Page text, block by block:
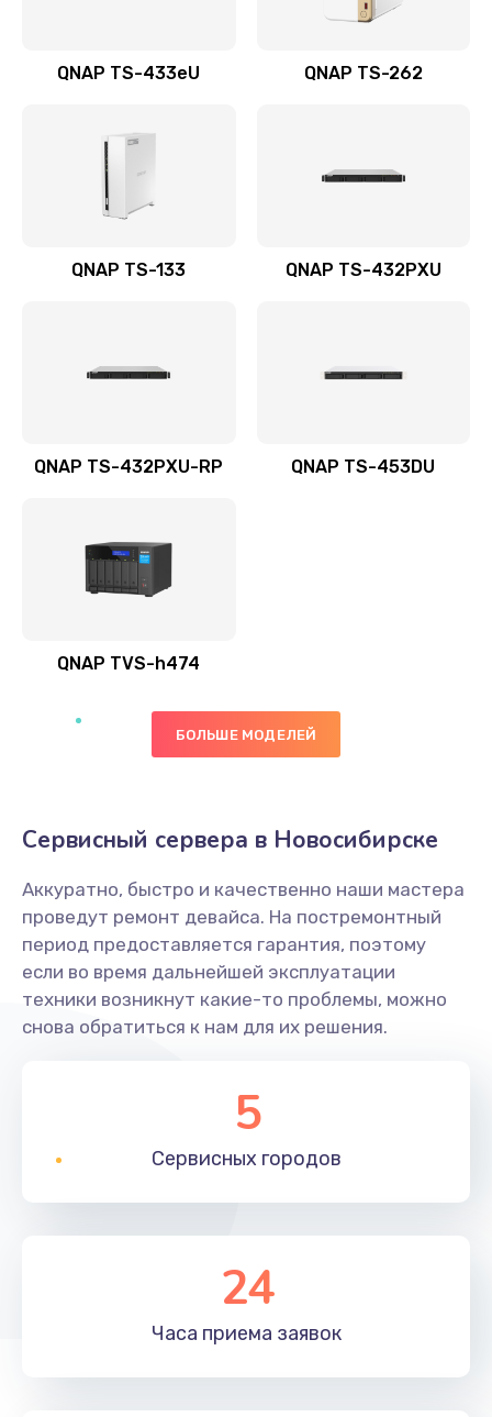
QNAP TS-433eU QNAP TS-262
QNAP TS-133 QNAP TS-432PXU
QNAP TS-432PXU-RP QNAP TS-453DU
QNAP TVS-h474
БОЛЬШЕ МОДЕЛЕЙ
Сервисный сервера в Новосибирске
Аккуратно, быстро и качественно наши мастера
проведут ремонт девайса. На постремонтный
период предоставляется гарантия, поэтому
если во время дальнейшей эксплуатации
техники возникнут какие-то проблемы, можно
снова обратиться к нам для их решения.
5
Сервисных городов
24
Часа приема заявок